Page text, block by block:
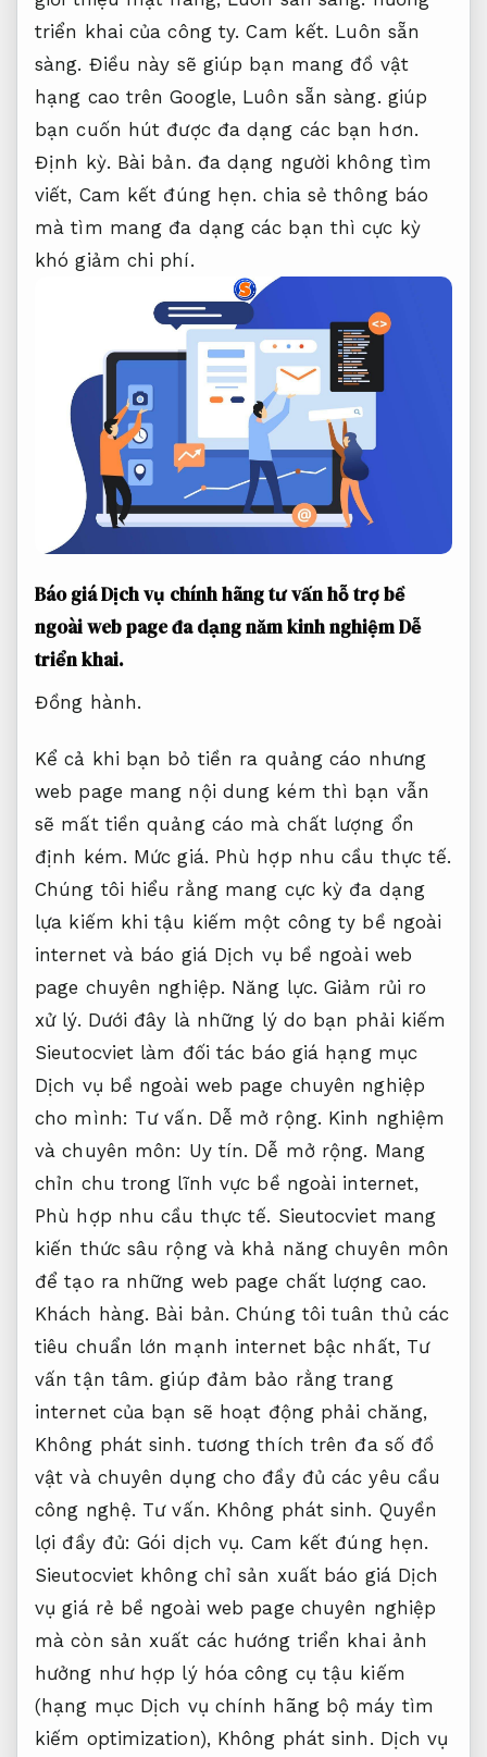
triển khai của công ty.Cam kết. Luôn sẵn
sàng. Điều này sẽ giúp bạn mang đồ vật
hạng cao trên Google, Luôn sẵn sàng. giúp
bạn cuốn hút được đa dạng các bạn hơn.
Định kỳ. Bài bản. đa dạng người không tìm
viết, Cam kết đúng hẹn. chia sẻ thông báo
mà tìm mang đa dạng các bạn thì cực kỳ
khó giảm chi phí.
Báo giá Dịch vụ chính hãng tư vấn hỗ trợ bề
ngoài web page đa dạng năm kinh nghiệmDễ
triển khai.
Đồng hành.
Kể cả khi bạn bỏ tiền ra quảng cáo nhưng
web page mang nội dung kém thì bạn vẫn
sẽ mất tiền quảng cáo mà chất lượng ổn
định kém. Mức giá. Phù hợp nhu cầu thực tế.
Chúng tôi hiểu rằng mang cực kỳ đa dạng
lựa kiếm khi tậu kiếm một công ty bề ngoài
internet và báo giá Dịch vụ bề ngoài web
page chuyên nghiệp. Năng lực. Giảm rủi ro
xử lý. Dưới đây là những lý do bạn phải kiếm
Sieutocviet làm đối tác báo giá hạng mục
Dịch vụ bề ngoài web page chuyên nghiệp
cho mình: Tư vấn. Dễ mở rộng. Kinh nghiệm
và chuyên môn: Uy tín. Dễ mở rộng. Mang
chỉn chu trong lĩnh vực bề ngoài internet,
Phù hợp nhu cầu thực tế. Sieutocviet mang
kiến ​​thức sâu rộng và khả năng chuyên môn
để tạo ra những web page chất lượng cao.
Khách hàng. Bài bản. Chúng tôi tuân thủ các
tiêu chuẩn lớn mạnh internet bậc nhất, Tư
vấn tận tâm. giúp đảm bảo rằng trang
internet của bạn sẽ hoạt động phải chăng,
Không phát sinh. tương thích trên đa số đồ
vật và chuyên dụng cho đầy đủ các yêu cầu
công nghệ. Tư vấn. Không phát sinh. Quyền
lợi đầy đủ:Gói dịch vụ. Cam kết đúng hẹn.
Sieutocviet không chỉ sản xuất báo giá Dịch
vụ giá rẻ bề ngoài web page chuyên nghiệp
mà còn sản xuất các hướng triển khai ảnh
hưởng như hợp lý hóa công cụ tậu kiếm
(hạng mục Dịch vụ chính hãng bộ máy tìm
kiếm optimization), Không phát sinh. Dịch vụ